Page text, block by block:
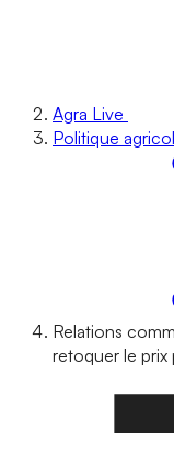
Agra Live
Politique
Relations
retoquer le prix